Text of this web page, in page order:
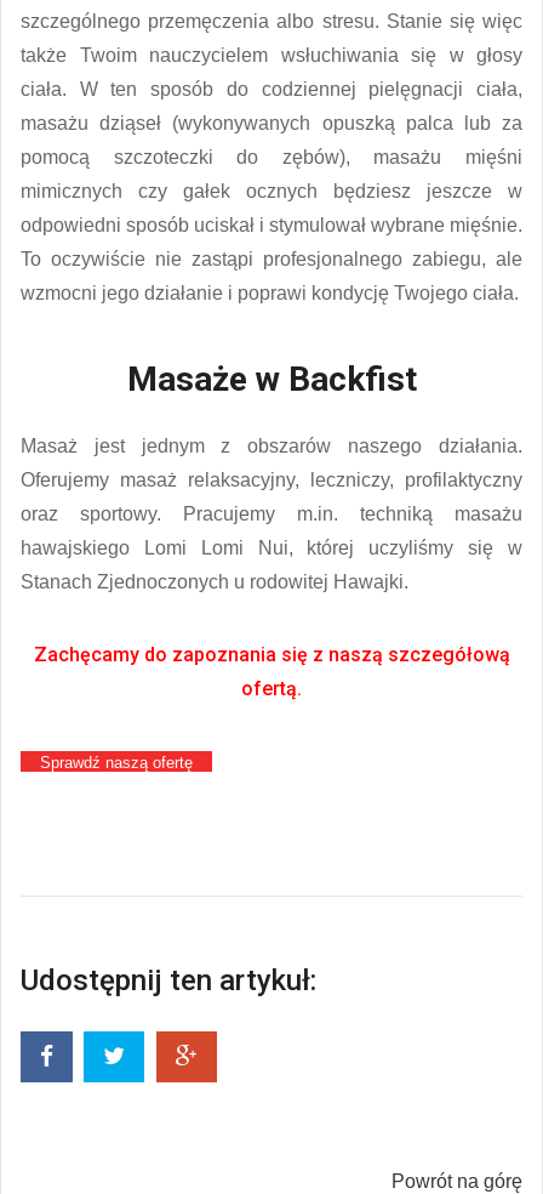
szczególnego przemęczenia albo stresu. Stanie się więc
także Twoim nauczycielem wsłuchiwania się w głosy
ciała. W ten sposób do codziennej pielęgnacji ciała,
masażu dziąseł (wykonywanych opuszką palca lub za
pomocą szczoteczki do zębów), masażu mięśni
mimicznych czy gałek ocznych będziesz jeszcze w
odpowiedni sposób uciskał i stymulował wybrane mięśnie.
To oczywiście nie zastąpi profesjonalnego zabiegu, ale
wzmocni jego działanie i poprawi kondycję Twojego ciała.
Masaże w Backfist
Masaż jest jednym z obszarów naszego działania.
Oferujemy masaż relaksacyjny, leczniczy, profilaktyczny
oraz sportowy. Pracujemy m.in. techniką masażu
hawajskiego Lomi Lomi Nui, której uczyliśmy się w
Stanach Zjednoczonych u rodowitej Hawajki.
Zachęcamy do zapoznania się z naszą szczegółową
ofertą.
Sprawdź naszą ofertę
Udostępnij ten artykuł:
Powrót na górę